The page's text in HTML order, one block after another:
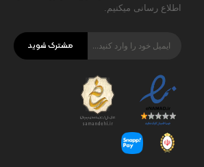
اطلاع رسانی میکنیم.
مشترک شوید